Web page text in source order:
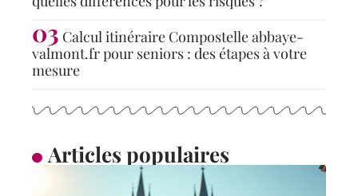
Calcul itinéraire Compostelle abbaye-
valmont.fr pour seniors : des étapes à votre
mesure
Articles populaires